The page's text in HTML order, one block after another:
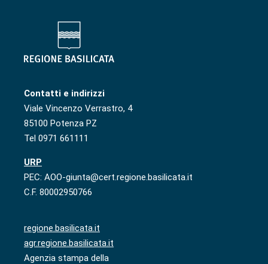
Contatti e indirizzi
Viale Vincenzo Verrastro, 4
85100 Potenza PZ
Tel 0971 661111
URP
PEC: AOO-giunta@cert.regione.basilicata.it
C.F. 80002950766
regione.basilicata.it
agr.regione.basilicata.it
Agenzia stampa della